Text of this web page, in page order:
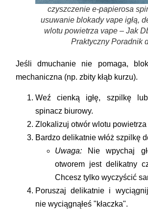
czyszczenie e-papierosa
usuwanie blokady vape igłą,
wlotu powietrza vape – Jak
Praktyczny Poradnik
Jeśli dmuchanie nie pomaga,
mechaniczna (np. zbity kłąb kurzu).
Weź cienką igłę, szpilkę
spinacz biurowy.
Zlokalizuj otwór wlotu powietrza
Bardzo delikatnie włóż szpilkę
Uwaga: Nie wpychaj
otworem jest delikatny
Chcesz tylko wyczyścić
Poruszaj delikatnie i
nie wyciągnąłeś "kłaczka".